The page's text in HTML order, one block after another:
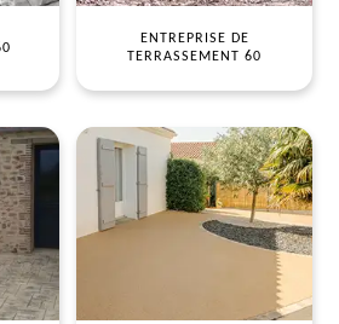
ENTREPRISE DE
TERRASSEMENT 60